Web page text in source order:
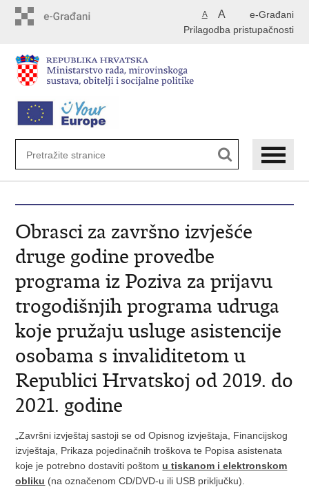
e-Građani
A A
Prilagodba pristupačnosti
Obrasci za završno izvješće
druge godine provedbe
programa iz Poziva za prijavu
trogodišnjih programa udruga
koje pružaju usluge asistencije
osobama s invaliditetom u
Republici Hrvatskoj od 2019. do
2021. godine
„Završni izvještaj sastoji se od Opisnog izvještaja, Financijskog
izvještaja, Prikaza pojedinačnih troškova te Popisa asistenata
koje je potrebno dostaviti poštomu tiskanom i elektronskom
obliku (na označenom CD/DVD-u ili USB priključku).